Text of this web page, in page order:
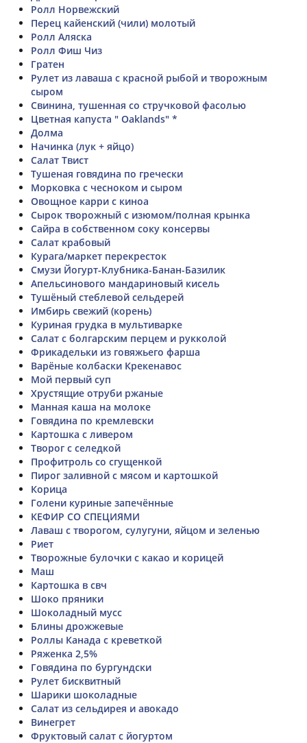
Ролл Норвежский
Перец кайенский (чили) молотый
Ролл Аляска
Ролл Фиш Чиз
Гратен
Рулет из лаваша с красной рыбой и творожным
сыром
Свинина, тушенная со стручковой фасолью
Цветная капуста " Oaklands" *
Долма
Начинка (лук + яйцо)
Салат Твист
Тушеная говядина по гречески
Морковка с чесноком и сыром
Овощное карри с киноа
Сырок творожный с изюмом/полная крынка
Сайра в собственном соку консервы
Салат крабовый
Курага/маркет перекресток
Смузи Йогурт-Клубника-Банан-Базилик
Апельсинового мандариновый кисель
Тушёный стеблевой сельдерей
Имбирь свежий (корень)
Куриная грудка в мультиварке
Салат с болгарским перцем и рукколой
Фрикадельки из говяжьего фарша
Варёные колбаски Крекенавос
Мой первый суп
Хрустящие отруби ржаные
Манная каша на молоке
Говядина по кремлевски
Картошка с ливером
Творог с селедкой
Профитроль со сгущенкой
Пирог заливной с мясом и картошкой
Корица
Голени куриные запечённые
КЕФИР СО СПЕЦИЯМИ
Лаваш с творогом, сулугуни, яйцом и зеленью
Риет
Творожные булочки с какао и корицей
Маш
Картошка в свч
Шоко пряники
Шоколадный мусс
Блины дрожжевые
Роллы Канада с креветкой
Ряженка 2,5%
Говядина по бургундски
Рулет бисквитный
Шарики шоколадные
Салат из сельдирея и авокадо
Винегрет
Фруктовый салат с йогуртом